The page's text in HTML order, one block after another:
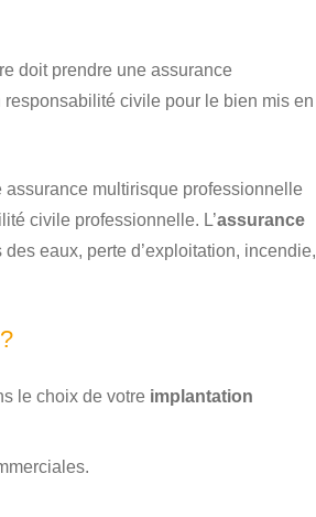
doit prendre une assurance
civile pour le bien mis en
multirisque professionnelle
civile professionnelle. L’assurance
eaux, perte d’exploitation, incendie,
le choix de votre implantation